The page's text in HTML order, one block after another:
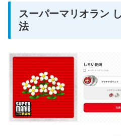
スーパーマリオラン
法